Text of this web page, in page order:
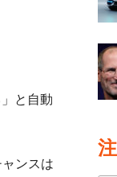
と自動
ンスは